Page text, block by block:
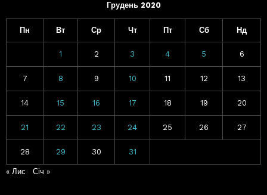
Грудень 2020
Пн Вт Ср Чт Пт Сб Нд
1 2 3 4 5 6
7 8 9 10 11 12 13
14 15 16 17 18 19 20
21 22 23 24 25 26 27
28 29 30 31
« Лис Січ »